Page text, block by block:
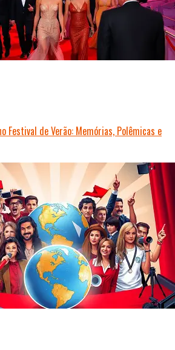
Festival de Verão: Memórias, Polêmicas e